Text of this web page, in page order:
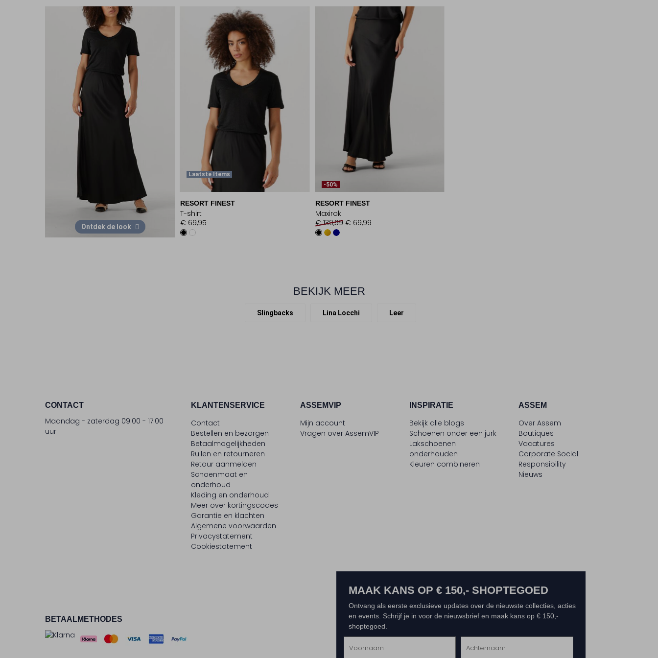
Ontdek de look
Laatste Items
RESORT FINEST
T-shirt
€ 69,95
-50%
RESORT FINEST
Maxirok
€ 139,99 € 69,99
BEKIJK MEER
Slingbacks Lina Locchi Leer
CONTACT
Maandag - zaterdag 09:00 - 17:00
uur
KLANTENSERVICE
Contact
Bestellen en bezorgen
Betaalmogelijkheden
Ruilen en retourneren
Retour aanmelden
Schoenmaat en
onderhoud
Kleding en onderhoud
Meer over kortingscodes
Garantie en klachten
Algemene voorwaarden
Privacystatement
Cookiestatement
ASSEMVIP
Mijn account
Vragen over AssemVIP
INSPIRATIE
Bekijk alle blogs
Schoenen onder een jurk
Lakschoenen
onderhouden
Kleuren combineren
ASSEM
Over Assem
Boutiques
Vacatures
Corporate Social
Responsibility
Nieuws
BETAALMETHODES
MAAK KANS OP € 150,- SHOPTEGOED
Ontvang als eerste exclusieve updates over de nieuwste collecties, acties
en events. Schrijf je in voor de nieuwsbrief en maak kans op € 150,-
shoptegoed.